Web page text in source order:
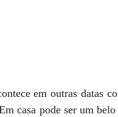
em outras datas
casa pode ser um